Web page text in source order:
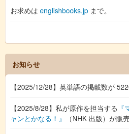
お求めは englishbooks.jp まで。
お知らせ
【2025/12/28】英単語の掲載数が
【2025/8/28】私が原作を担当する
ャンとかなる！』
（NHK 出版）が販